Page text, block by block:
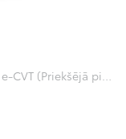
Luxury Limited 2.5 Hybrid Dynamic Force e-CVT (Priekšējā piedziņa) (131 kW)